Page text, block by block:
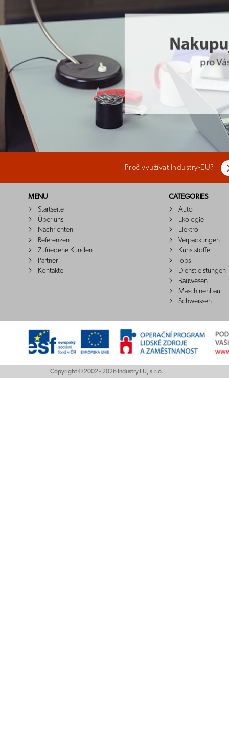
Proč využívat Industry-EU?
MENU
Startseite
Über uns
Nachrichten
Referenzen
Zufriedene Kunden
Partner
Kontakte
CATEGORIES
Auto
Ekologie
Elektro
Verpackungen
Kunststoffe
Jobs
Dienstleistungen
Bauwesen
Maschinenbau
Schweissen
Copyright © 2002 - 2026 Industry EU, s.r.o.